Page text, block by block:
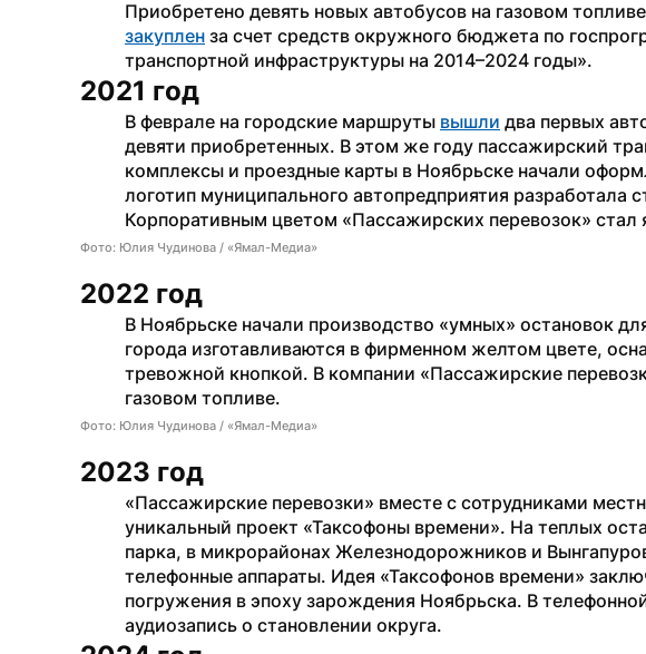
закуплен за счет средств окружного бюджета по
транспортной инфраструктуры на 2014–2024 годы».
2021 год
В феврале на городские маршруты вышли два первых
девяти приобретенных. В этом же году пассажирский
комплексы и проездные карты в Ноябрьске начали
логотип муниципального автопредприятия разработала
Корпоративным цветом «Пассажирских перевозок»
Фото: Юлия Чудинова / «Ямал-Медиа»
2022 год
В Ноябрьске начали производство «умных» остановок
города изготавливаются в фирменном желтом цвете,
тревожной кнопкой. В компании «Пассажирские
газовом топливе.
Фото: Юлия Чудинова / «Ямал-Медиа»
2023 год
«Пассажирские перевозки» вместе с сотрудниками
уникальный проект «Таксофоны времени». На теплых
парка, в микрорайонах Железнодорожников и
телефонные аппараты. Идея «Таксофонов времени»
погружения в эпоху зарождения Ноябрьска. В
аудиозапись о становлении округа.